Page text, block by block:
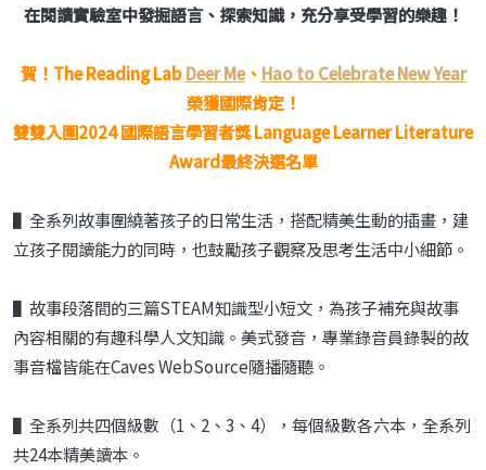
在閱讀實驗室中發掘語言、探索知識，充分享受學習的樂趣！
賀！The Reading LabDeer Me、 Hao to Celebrate New Year
榮獲國際肯定！
雙雙入圍2024 國際語言學習者獎 Language Learner Literature
Award最終決選名單
▌全系列故事圍繞著孩子的日常生活，搭配精美生動的插畫，建
立孩子閱讀能力的同時，也鼓勵孩子觀察及思考生活中小細節。
▌故事段落間的三篇STEAM知識型小短文，為孩子補充與故事
內容相關的有趣科學人文知識。美式發音，專業錄音員錄製的故
事音檔皆能在Caves WebSource隨播隨聽。
▌全系列共四個級數（1、2、3、4），每個級數各六本，全系列
共24本精美讀本。